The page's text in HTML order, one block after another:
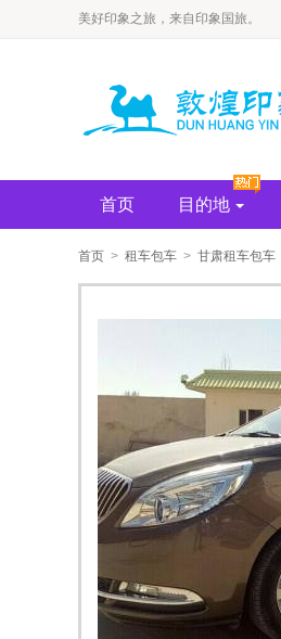
​美好印象之旅，来自印象国旅。
首页 目的地
首页 > 租车包车 > 甘肃租车包车